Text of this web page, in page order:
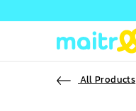
All Products